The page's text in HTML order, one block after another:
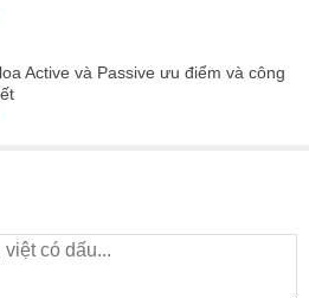
Active và Passive ưu điểm và công